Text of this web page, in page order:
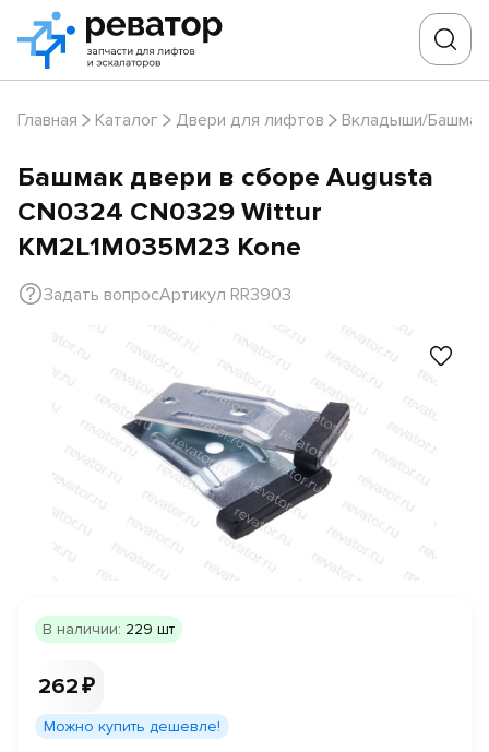
Главная Каталог Двери для лифтов Вкладыши/
Башмак двери в сборе Augusta
CN0324 CN0329 Wittur
KM2L1M035M23 Kone
Задать вопросАртикул RR3903
В наличии: 229 шт
262 ₽
Можно купить дешевле!